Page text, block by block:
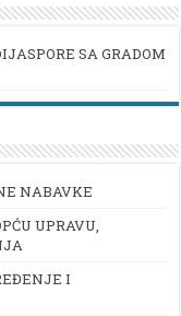
SA GRADOM
NABAVKE
UPRAVU,
I